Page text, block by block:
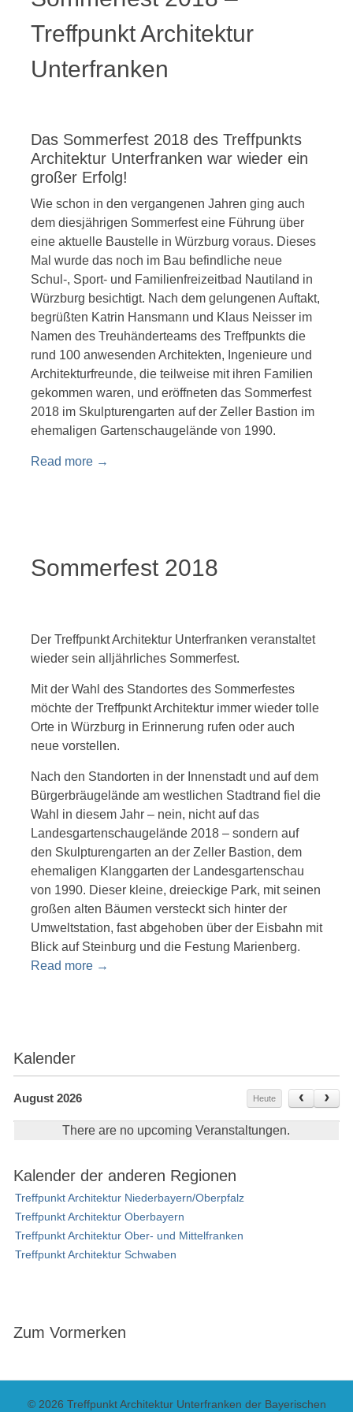
Treffpunkt Architektur
Unterfranken
Das Sommerfest 2018 des Treffpunkts
Architektur Unterfranken war wieder ein
großer Erfolg!
Wie schon in den vergangenen Jahren ging auch
dem diesjährigen Sommerfest eine Führung über
eine aktuelle Baustelle in Würzburg voraus. Dieses
Mal wurde das noch im Bau befindliche neue
Schul-, Sport- und Familienfreizeitbad Nautiland in
Würzburg besichtigt. Nach dem gelungenen Auftakt,
begrüßten Katrin Hansmann und Klaus Neisser im
Namen des Treuhänderteams des Treffpunkts die
rund 100 anwesenden Architekten, Ingenieure und
Architekturfreunde, die teilweise mit ihren Familien
gekommen waren, und eröffneten das Sommerfest
2018 im Skulpturengarten auf der Zeller Bastion im
ehemaligen Gartenschaugelände von 1990.
Read more →
Sommerfest 2018
Der Treffpunkt Architektur Unterfranken veranstaltet
wieder sein alljährliches Sommerfest.
Mit der Wahl des Standortes des Sommerfestes
möchte der Treffpunkt Architektur immer wieder tolle
Orte in Würzburg in Erinnerung rufen oder auch
neue vorstellen.
Nach den Standorten in der Innenstadt und auf dem
Bürgerbräugelände am westlichen Stadtrand fiel die
Wahl in diesem Jahr – nein, nicht auf das
Landesgartenschaugelände 2018 – sondern auf
den Skulpturengarten an der Zeller Bastion, dem
ehemaligen Klanggarten der Landesgartenschau
von 1990. Dieser kleine, dreieckige Park, mit seinen
großen alten Bäumen versteckt sich hinter der
Umweltstation, fast abgehoben über der Eisbahn mit
Blick auf Steinburg und die Festung Marienberg.
Read more →
Kalender
August 2026 Heute
There are no upcoming Veranstaltungen.
Kalender der anderen Regionen
Treffpunkt Architektur Niederbayern/Oberpfalz
Treffpunkt Architektur Oberbayern
Treffpunkt Architektur Ober- und Mittelfranken
Treffpunkt Architektur Schwaben
Zum Vormerken
© 2026 Treffpunkt Architektur Unterfranken der Bayerischen